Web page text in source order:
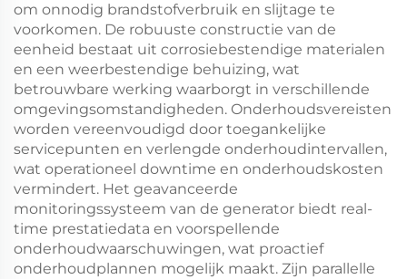
om onnodig brandstofverbruik en slijtage te
voorkomen. De robuuste constructie van de
eenheid bestaat uit corrosiebestendige materialen
en een weerbestendige behuizing, wat
betrouwbare werking waarborgt in verschillende
omgevingsomstandigheden. Onderhoudsvereisten
worden vereenvoudigd door toegankelijke
servicepunten en verlengde onderhoudintervallen,
wat operationeel downtimе en onderhoudskosten
vermindert. Het geavanceerde
monitoringssysteem van de generator biedt real-
time prestatiedata en voorspellende
onderhoudwaarschuwingen, wat proactief
onderhoudplannen mogelijk maakt. Zijn parallelle